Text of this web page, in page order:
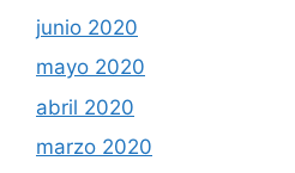
junio 2020
mayo 2020
abril 2020
marzo 2020